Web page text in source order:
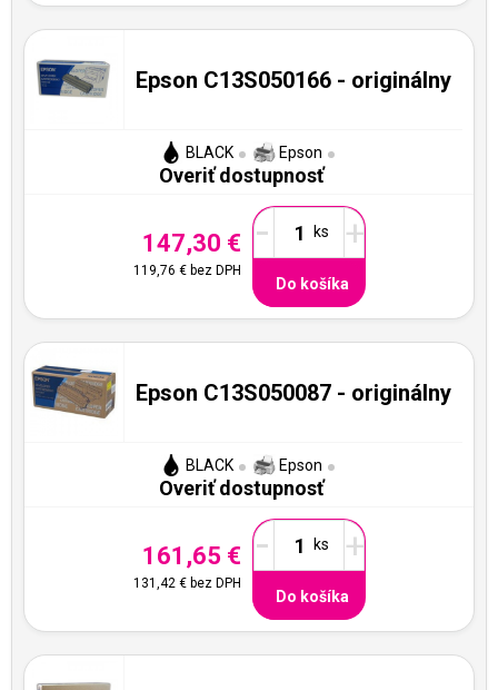
Epson C13S050166 - originálny
BLACK Epson
Overiť dostupnosť
147,30 €
119,76 €bez DPH
- +
Do košíka
Epson C13S050087 - originálny
BLACK Epson
Overiť dostupnosť
161,65 €
131,42 €bez DPH
- +
Do košíka